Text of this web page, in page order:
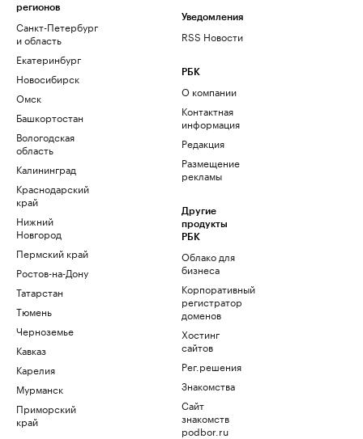
регионов
Санкт-Петербург
и область
Екатеринбург
Новосибирск
Омск
Башкортостан
Вологодская
область
Калининград
Краснодарский
край
Нижний
Новгород
Пермский край
Ростов-на-Дону
Татарстан
Тюмень
Черноземье
Кавказ
Карелия
Мурманск
Приморский
край
Уведомления
RSS Новости
РБК
О компании
Контактная
информация
Редакция
Размещение
рекламы
Другие
продукты
РБК
Облако для
бизнеса
Корпоративный
регистратор
доменов
Хостинг
сайтов
Рег.решения
Знакомства
Сайт
знакомств
podbor.ru